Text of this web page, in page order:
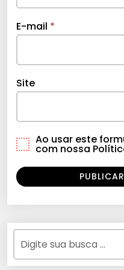
E-mail *
Site
Ao usar este
com nossa